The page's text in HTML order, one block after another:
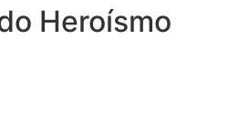
Heroísmo